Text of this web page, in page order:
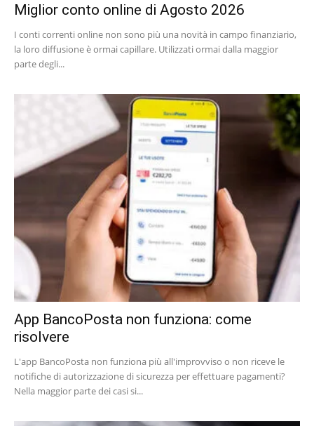
Miglior conto online di Agosto 2026
I conti correnti online non sono più una novità in campo finanziario,
la loro diffusione è ormai capillare. Utilizzati ormai dalla maggior
parte degli...
App BancoPosta non funziona: come
risolvere
L'app BancoPosta non funziona più all'improvviso o non riceve le
notifiche di autorizzazione di sicurezza per effettuare pagamenti?
Nella maggior parte dei casi si...